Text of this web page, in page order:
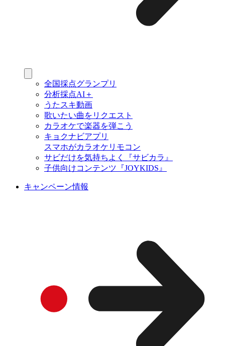
全国採点グランプリ
分析採点AI＋
うたスキ動画
歌いたい曲をリクエスト
カラオケで楽器を弾こう
キョクナビアプリ
スマホがカラオケリモコン
サビだけを気持ちよく『サビカラ』
子供向けコンテンツ『JOYKIDS』
キャンペーン情報